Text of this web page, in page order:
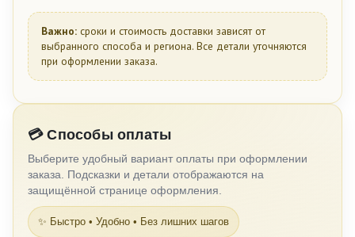
Важно: сроки и стоимость доставки зависят от
выбранного способа и региона. Все детали уточняются
при оформлении заказа.
💳 Способы оплаты
Выберите удобный вариант оплаты при оформлении
заказа. Подсказки и детали отображаются на
защищённой странице оформления.
✨ Быстро • Удобно • Без лишних шагов